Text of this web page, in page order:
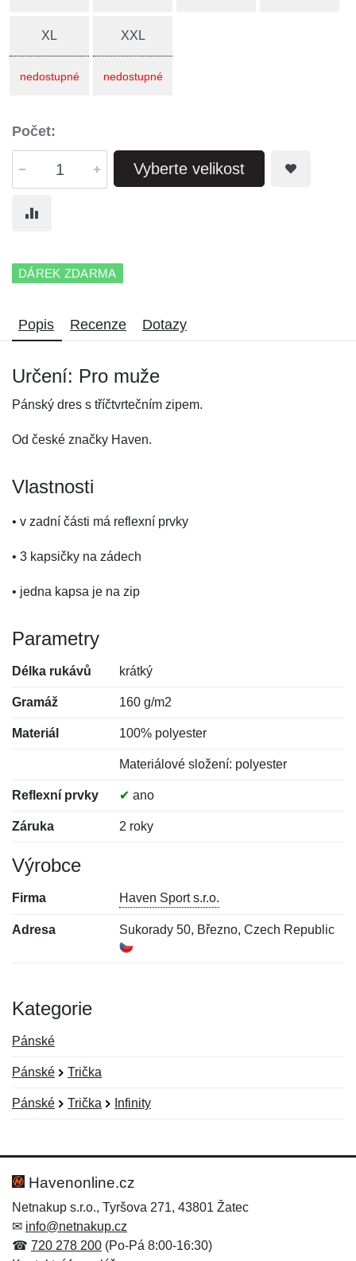
XL
nedostupné
XXL
nedostupné
Počet:
Vyberte velikost
DÁREK ZDARMA
Popis Recenze Dotazy
Určení: Pro muže
Pánský dres s tříčtvrtečním zipem.
Od české značky Haven.
Vlastnosti
• v zadní části má reflexní prvky
• 3 kapsičky na zádech
• jedna kapsa je na zip
Parametry
Délka rukávů krátký
Gramáž 160 g/m2
Materiál 100% polyester
Materiálové složení: polyester
Reflexní prvky ✔ ano
Záruka 2 roky
Výrobce
Firma Haven Sport s.r.o.
Adresa Sukorady 50, Březno, Czech Republic
Kategorie
Pánské
Pánské Trička
Pánské Trička Infinity
Hodnocení:
Jméno: *
Jméno:
E-mail:*
Havenonline.cz
Netnakup s.r.o., Tyršova 271, 43801 Žatec
✉ info@netnakup.cz
☎ 720 278 200 (Po-Pá 8:00-16:30)